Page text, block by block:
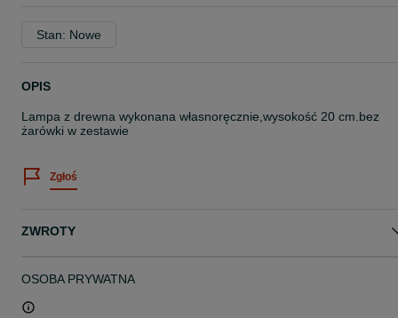
Stan: Nowe
OPIS
Lampa z drewna wykonana własnoręcznie,wysokość 20 cm.bez
żarówki w zestawie
Zgłoś
ZWROTY
OSOBA PRYWATNA